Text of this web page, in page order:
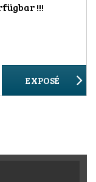
!!!